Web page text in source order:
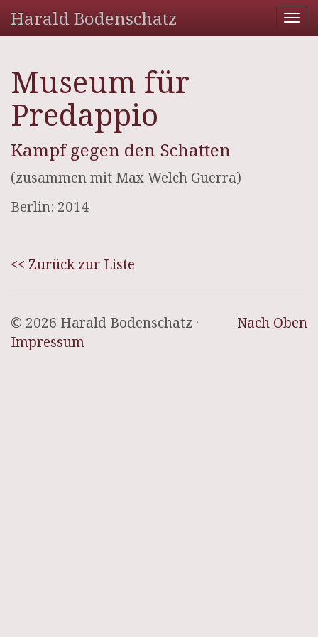
Harald Bodenschatz
Museum für
Predappio
Kampf gegen den Schatten
(zusammen mit Max Welch Guerra)
Berlin: 2014
<< Zurück zur Liste
Nach Oben
© 2026 Harald Bodenschatz ·
Impressum